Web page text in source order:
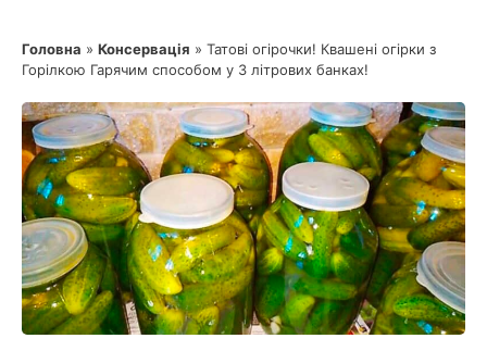
Головна » Консервація » Татові огірочки! Квашені огірки з
Горілкою Гарячим способом у 3 літрових банках!